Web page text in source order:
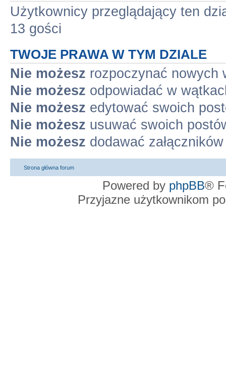
Użytkownicy przeglądający ten
13 gości
TWOJE PRAWA W TYM DZIALE
Nie możesz rozpoczynać nowych
Nie możesz odpowiadać w
Nie możesz edytować swoich
Nie możesz usuwać swoich
Nie możesz dodawać załączników
Strona główna forum
Powered by phpBB®
Przyjazne użytkownikom